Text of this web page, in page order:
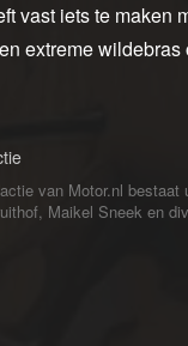
vast iets te maken
extreme wildebras
van Motor.nl bestaat
Maikel Sneek en